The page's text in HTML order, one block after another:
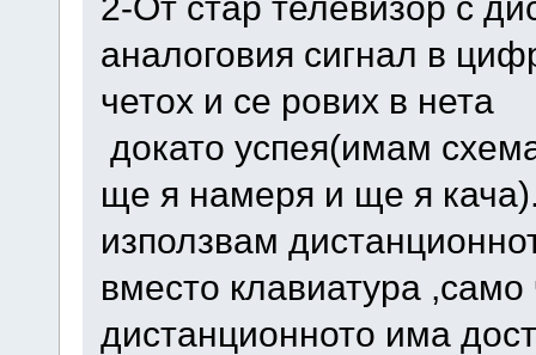
аналоговия сигнал в
четох и се рових в нета
докато успея(имам
ще я намеря и ще я
използвам
вместо клавиатура ,само
дистанционното има